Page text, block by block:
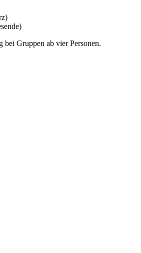
Gruppen ab vier Personen.